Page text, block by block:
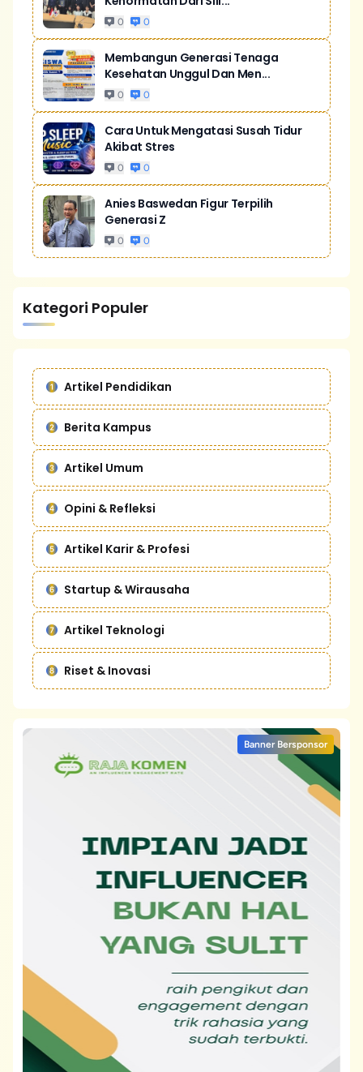
0 0
Membangun Generasi Tenaga
Kesehatan Unggul Dan Men...
0 0
Cara Untuk Mengatasi Susah Tidur
Akibat Stres
0 0
Anies Baswedan Figur Terpilih
Generasi Z
0 0
Kategori Populer
Artikel Pendidikan
Berita Kampus
Artikel Umum
Opini & Refleksi
Artikel Karir & Profesi
Startup & Wirausaha
Artikel Teknologi
Riset & Inovasi
Banner Bersponsor